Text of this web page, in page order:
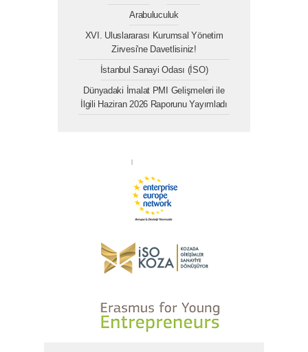
Arabuluculuk
XVI. Uluslararası Kurumsal Yönetim
Zirvesi'ne Davetlisiniz!
İstanbul Sanayi Odası (İSO)
Dünyadaki İmalat PMI Gelişmeleri ile
İlgili Haziran 2026 Raporunu Yayımladı